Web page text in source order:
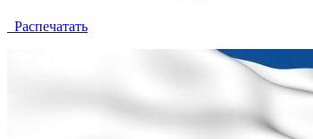
Распечатать